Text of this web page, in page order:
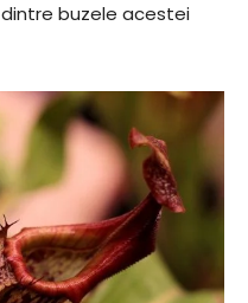
buzele acestei